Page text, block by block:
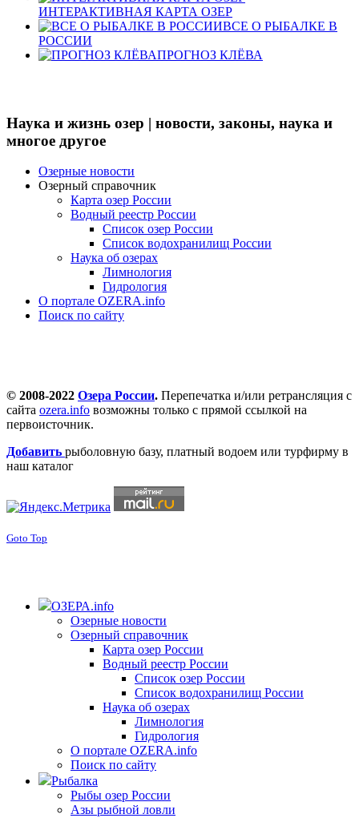
ИНТЕРАКТИВНАЯ КАРТА ОЗЕР
ВСЕ О РЫБАЛКЕ В
РОССИИ
ПРОГНОЗ КЛЁВА
Наука и жизнь озер | новости, законы, наука и
многое другое
Озерные новости
Озерный справочник
Карта озер России
Водный реестр России
Список озер России
Список водохранилищ России
Наука об озерах
Лимнология
Гидрология
О портале OZERA.info
Поиск по сайту
© 2008-2022 Озера России. Перепечатка и/или ретрансляция с
сайта ozera.info возможны только с прямой ссылкой на
первоисточник.
Добавить рыболовную базу, платный водоем или турфирму в
наш каталог
Goto Top
ОЗЕРА.info
Озерные новости
Озерный справочник
Карта озер России
Водный реестр России
Список озер России
Список водохранилищ России
Наука об озерах
Лимнология
Гидрология
О портале OZERA.info
Поиск по сайту
Рыбалка
Рыбы озер России
Азы рыбной ловли